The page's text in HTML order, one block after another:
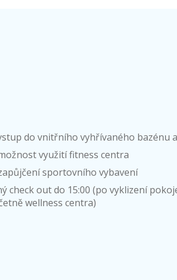
do vnitřního vyhřívaného bazénu
využití fitness centra
sportovního vybavení
check out do 15:00 (po vyklizení
wellness centra)